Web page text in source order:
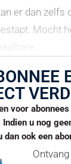
er dan zelfs
Mocht
voor
u nog
dan ook een